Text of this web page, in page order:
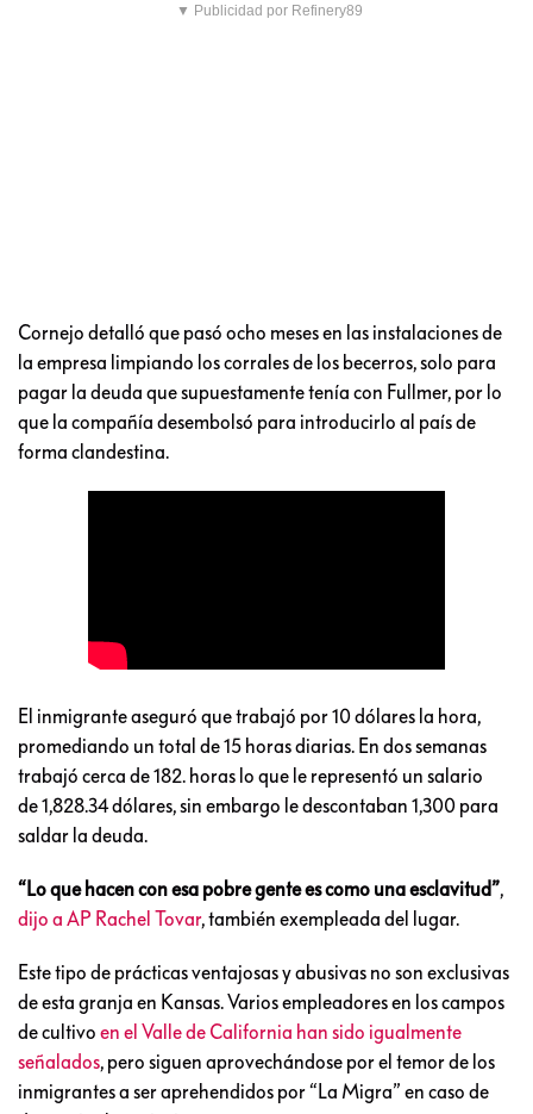
▼ Publicidad por Refinery89
Cornejo detalló que pasó ocho meses en las instalaciones de
la empresa limpiando los corrales de los becerros, solo para
pagar la deuda que supuestamente tenía con Fullmer, por lo
que la compañía desembolsó para introducirlo al país de
forma clandestina.
El inmigrante aseguró que trabajó por 10 dólares la hora,
promediando un total de 15 horas diarias. En dos semanas
trabajó cerca de 182. horas lo que le representó un salario
de 1,828.34 dólares, sin embargo le descontaban 1,300 para
saldar la deuda.
“Lo que hacen con esa pobre gente es como una esclavitud”,
dijo a AP Rachel Tovar, también exempleada del lugar.
Este tipo de prácticas ventajosas y abusivas no son exclusivas
de esta granja en Kansas. Varios empleadores en los campos
de cultivo en el Valle de California han sido igualmente
señalados, pero siguen aprovechándose por el temor de los
inmigrantes a ser aprehendidos por “La Migra” en caso de